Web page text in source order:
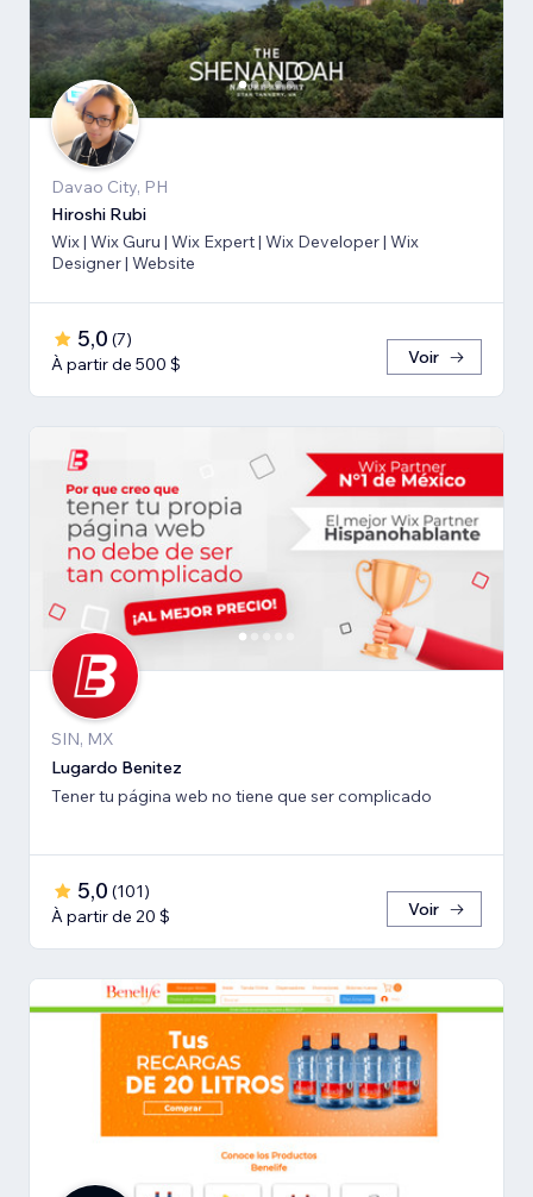
Davao City, PH
Hiroshi Rubi
Wix | Wix Guru | Wix Expert | Wix Developer | Wix
Designer | Website
5,0 (7)
À partir de 500 $
Voir
SIN, MX
Lugardo Benitez
Tener tu página web no tiene que ser complicado
5,0 (101)
À partir de 20 $
Voir